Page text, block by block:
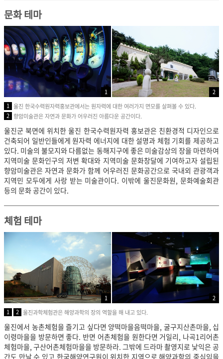
문화 테마
1
2
1 울진 한국수력원자력홍보관에서는 원자력에 대한 여러가지 면모를 살펴볼 수 있다.
2 향암미술관은 자연과 문화가 어우러진 아름다운 공간이다.
울진군 북면에 위치한 울진 한국수력원자력 홍보관은 친환경적 디자인으로
건축되어 일반인들에게 원자력 에너지에 대한 설명과 체험 기회를 제공하고
있다. 미술의 불모지와 다름없는 동해지구에 좋은 미술감상의 장을 마련하여
지역미술 문화인구의 저변 확대와 지역미술 문화창달에 기여하고자 설립된
향암미술관은 자연과 문화가 함께 어우러진 문화공간으로 국내외 관광객과
지역민 모두에게 사랑 받는 미술관이다. 이밖에 울진문화원, 문화예술회관
등의 문화 공간이 있다.
체험 테마
1
2
1
2 울진과학체험관은 해양과학의 장의 역할을 해 내고 있다.
울진에서 농촌체험을 즐기고 싶다면 양떡마을음떡마을, 굴구지산촌마을, 십
이령마을을 방문하면 좋다. 반면 어촌체험을 원한다면 거일리, 나곡1리어촌
체험마을, 구산어촌체험마을을 방문하라. 그밖에 드라마 촬영지로 낯익은 공
간도 만날 수 있고 한국해양연구원이 위치한 지역으로 해양과학의 중심임을